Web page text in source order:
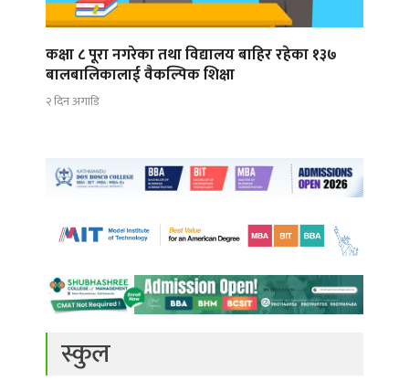
कक्षा ८ पूरा नगरेका तथा विद्यालय बाहिर रहेका १३७
बालबालिकालाई वैकल्पिक शिक्षा
२ दिन अगाडि
स्कुल